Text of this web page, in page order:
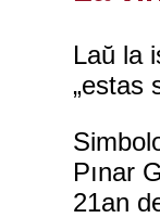
Laŭ la
„estas
Pınar
21an